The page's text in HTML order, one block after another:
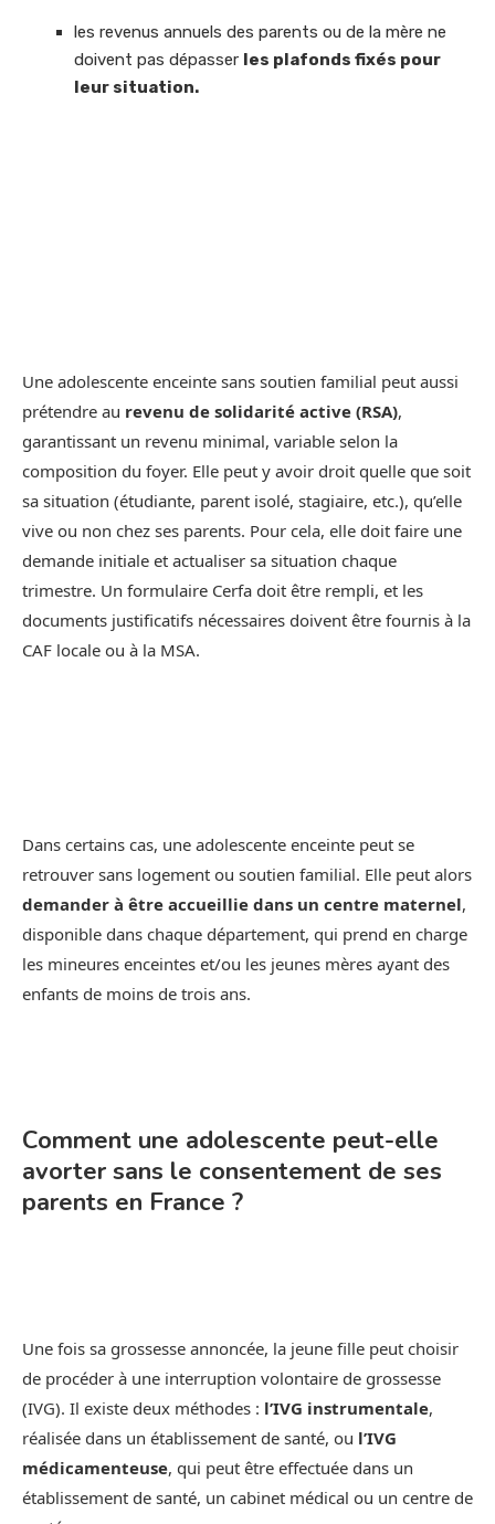
les revenus annuels des parents ou de la mère ne
doivent pas dépasser les plafonds fixés pour
leur situation.
Une adolescente enceinte sans soutien familial peut aussi
prétendre au revenu de solidarité active (RSA),
garantissant un revenu minimal, variable selon la
composition du foyer. Elle peut y avoir droit quelle que soit
sa situation (étudiante, parent isolé, stagiaire, etc.), qu’elle
vive ou non chez ses parents. Pour cela, elle doit faire une
demande initiale et actualiser sa situation chaque
trimestre. Un formulaire Cerfa doit être rempli, et les
documents justificatifs nécessaires doivent être fournis à la
CAF locale ou à la MSA.
Dans certains cas, une adolescente enceinte peut se
retrouver sans logement ou soutien familial. Elle peut alors
demander à être accueillie dans un centre maternel,
disponible dans chaque département, qui prend en charge
les mineures enceintes et/ou les jeunes mères ayant des
enfants de moins de trois ans.
Comment une adolescente peut-elle
avorter sans le consentement de ses
parents en France ?
Une fois sa grossesse annoncée, la jeune fille peut choisir
de procéder à une interruption volontaire de grossesse
(IVG). Il existe deux méthodes : l’IVG instrumentale,
réalisée dans un établissement de santé, ou l’IVG
médicamenteuse, qui peut être effectuée dans un
établissement de santé, un cabinet médical ou un centre de